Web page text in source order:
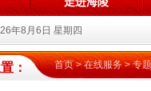
年8月6日 星期四
： 首页>在线服务>专